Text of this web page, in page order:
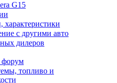
G15
с другими авто
дилеров
топливо и